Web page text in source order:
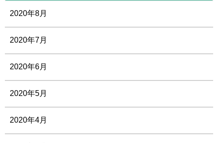
2020年8月
2020年7月
2020年6月
2020年5月
2020年4月